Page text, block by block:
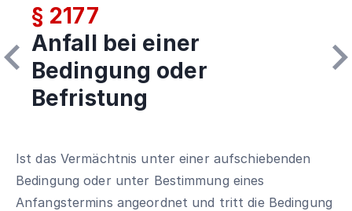
§ 2177
Anfall bei einer
Bedingung oder
Befristung
Ist das Vermächtnis unter einer aufschiebenden
Bedingung oder unter Bestimmung eines
Anfangstermins angeordnet und tritt die Bedingung